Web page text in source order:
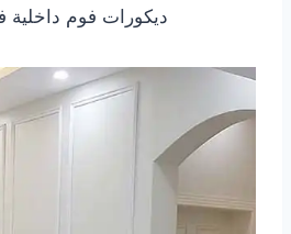
ديكورات فوم داخلية